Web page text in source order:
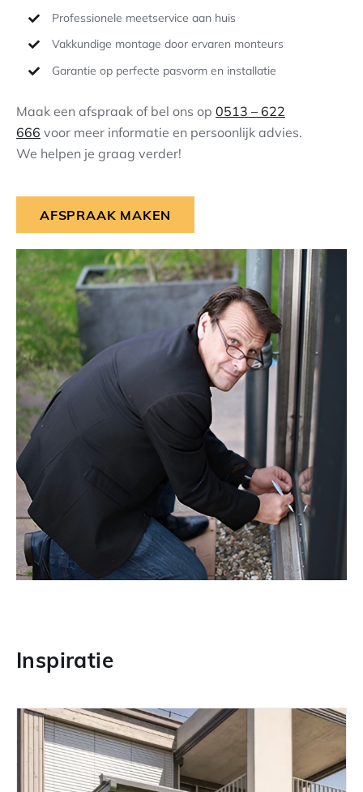
Professionele meetservice aan huis
Vakkundige montage door ervaren monteurs
Garantie op perfecte pasvorm en installatie
Maak een afspraak of bel ons op 0513 – 622
666 voor meer informatie en persoonlijk advies.
We helpen je graag verder!
AFSPRAAK MAKEN
Inspiratie